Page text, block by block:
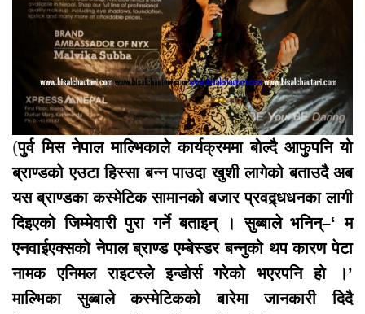
(पुर्व मिस नेपाल माल्भिकाले कार्यक्रममा बोल्दै आफुपनि यो
ब्राण्डको एउटा हिस्सा बन्न पाउदा खुशी लागेको बताउदै अब
यस ब्राण्डका कस्मेटिक सामानको बजार प्रवद्र्धधनका लागी
दिइएको जिम्मेवारी पुरा गर्ने बताइन् । सुब्बाले भनिन्–‘ म
एनवाईएक्सको नेपाल ब्राण्ड एम्बेस्डर बन्नुको थप कारण पेटा
नामक एनिमल राइटस्ले इन्डोर्स गरेको भएरपनि हो ।’
माल्भिका सुब्बाले कस्मेटिकको बारेमा जानकारी दिदै